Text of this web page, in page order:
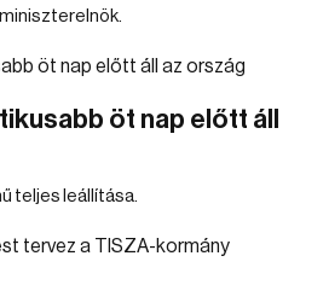
öt nap előtt áll
teljes leállítása.